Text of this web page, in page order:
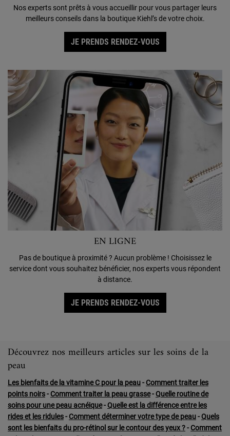
Nos experts sont prêts à vous accueillir pour vous partager leurs
meilleurs conseils dans la boutique Kiehl’s de votre choix.
JE PRENDS RENDEZ-VOUS
EN LIGNE
Pas de boutique à proximité ? Aucun problème ! Choisissez le
service dont vous souhaitez bénéficier, nos experts vous répondent
à distance.
JE PRENDS RENDEZ-VOUS
Découvrez nos meilleurs articles sur les soins de la
peau
Les bienfaits de la vitamine C pour la peau- Comment traiter les
points noirs- Comment traiter la peau grasse-Quelle routine de
soins pour une peau acnéique-Quelle est la différence entre les
rides et les ridules- Comment déterminer votre type de peau-Quels
sont les bienfaits du pro-rétinol sur le contour des yeux ?- Comment